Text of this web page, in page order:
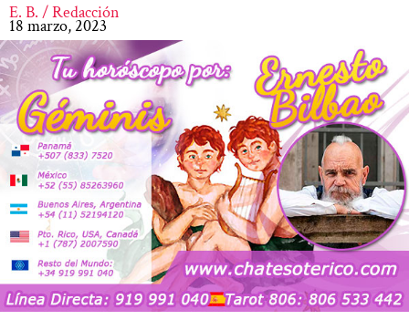
E. B. / Redacción
18 marzo, 2023